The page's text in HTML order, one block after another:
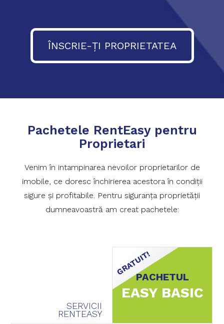
ÎNSCRIE-ȚI PROPRIETATEA
Pachetele RentEasy pentru
Proprietari
Venim în intampinarea nevoilor proprietarilor de
imobile, ce doresc închirierea acestora în condiții
sigure și profitabile. Pentru siguranța proprietății
dumneavoastră am creat pachetele:
SERVICII
RENTEASY
PACHETUL
EASY BASIC